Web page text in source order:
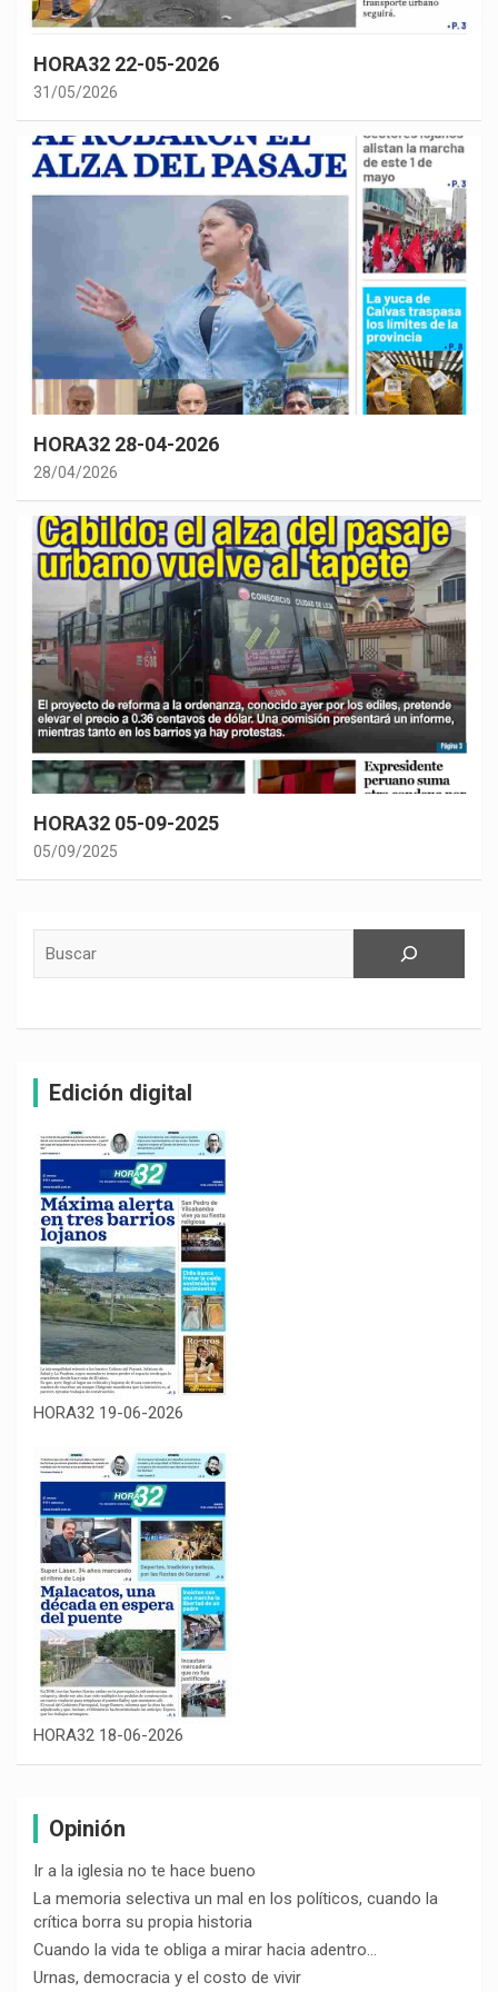
HORA32 22-05-2026
31/05/2026
HORA32 28-04-2026
28/04/2026
HORA32 05-09-2025
05/09/2025
Edición digital
HORA32 19-06-2026
HORA32 18-06-2026
Opinión
Ir a la iglesia no te hace bueno
La memoria selectiva un mal en los políticos, cuando la
crítica borra su propia historia
Cuando la vida te obliga a mirar hacia adentro…
Urnas, democracia y el costo de vivir